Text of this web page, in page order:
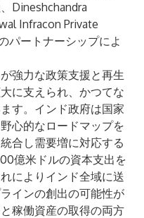
Dineshchandra
Infracon Private
パートナーシップによ
強力な政策支援と再生
に支えられ、かつてな
す。インド政府は国家
心的なロードマップを
合し需要増に対応する
億米ドルの資本支出を
によりインド全域に送
インの創出の可能性が
稼働資産の取得の両方